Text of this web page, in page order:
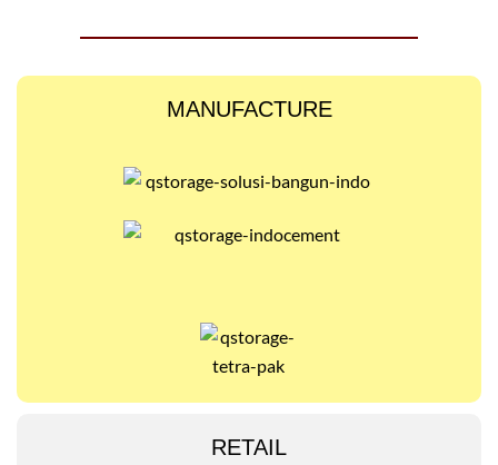
MANUFACTURE
RETAIL